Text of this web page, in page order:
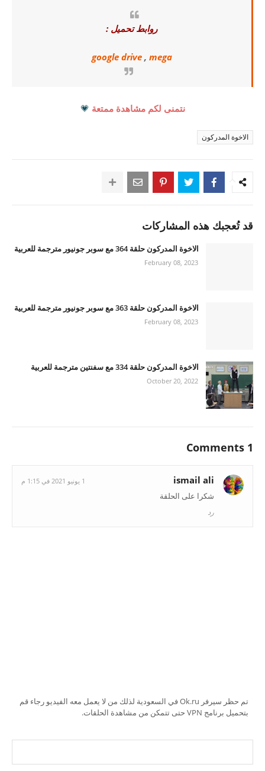
روابط تحميل :
google drive, mega
نتمنى لكم مشاهدة ممتعة 💗
الاخوة المدركون
قد تُعجبك هذه المشاركات
الاخوة المدركون حلقة 364 مع سوبر جونيور مترجمة للعربية
February 08, 2023
الاخوة المدركون حلقة 363 مع سوبر جونيور مترجمة للعربية
February 08, 2023
الاخوة المدركون حلقة 334 مع سفنتين مترجمة للعربية
October 20, 2022
1 Comments
ismail ali 1 يونيو 2021 في 1:15 م
شكرا على الحلقة
رد
تم حظر سيرفر Ok.ru في السعودية لذلك من لا يعمل معه الفيديو رجاء قم
بتحميل برنامج VPN حتى تتمكن من مشاهدة الحلقات.